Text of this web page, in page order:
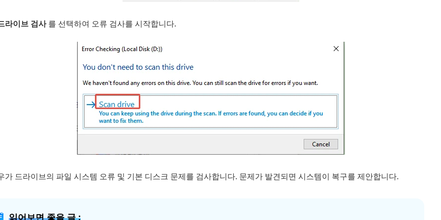
라이브 검사를 선택하여 오류 검사를 시작합니다.
가 드라이브의 파일 시스템 오류 및 기본 디스크 문제를 검사합니다. 문제가 발견되면 시스템이 복구를 제안합니다.
읽어보면 좋을 글 :